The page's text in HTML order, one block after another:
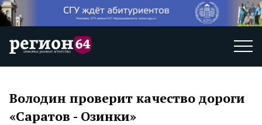
Володин проверит качество дороги
«Саратов - Озинки»